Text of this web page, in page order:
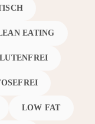
EATING
LOW FAT